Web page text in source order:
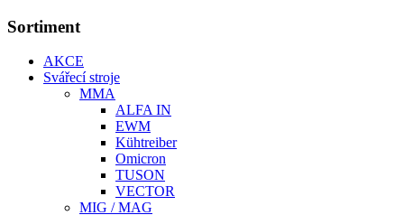
Sortiment
AKCE
Svářecí stroje
MMA
ALFA IN
EWM
Kühtreiber
Omicron
TUSON
VECTOR
MIG / MAG